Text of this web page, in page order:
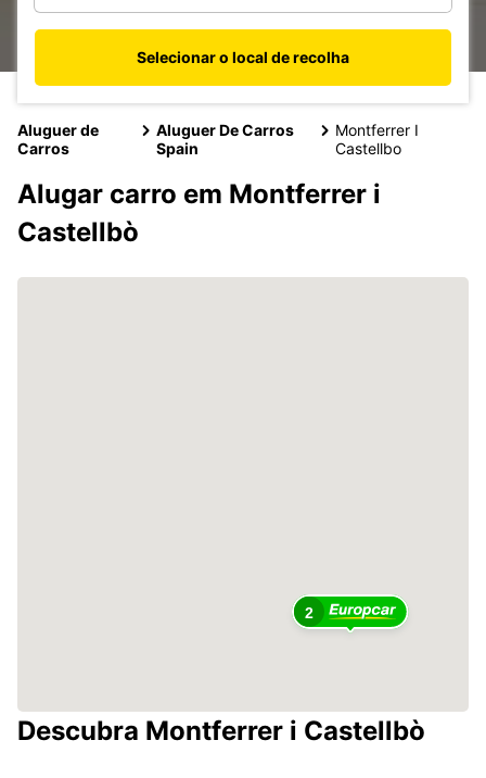
Selecionar o local de recolha
Aluguer de
Carros
Aluguer De Carros
Spain
Montferrer I
Castellbo
Alugar carro em Montferrer i
Castellbò
2
Descubra Montferrer i Castellbò